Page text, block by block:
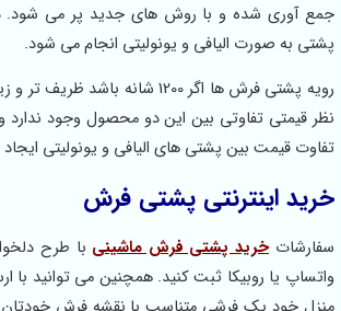
جمع آوری شده و با روش های جدید پر می شود.
پشتی به صورت الیافی و یونولیتی انجام می شود.
رویه پشتی فرش ها اگر 1200 شانه باشد
نظر قیمتی تفاوتی بین این دو محصول وجود
تفاوت قیمت بین پشتی های الیافی و یونولیتی
خرید اینترنتی پشتی فرش
سفارشاتخرید پشتی فرش ماشینی با طرح
واتساپ یا روبیکا ثبت کنید. همچنین می توانید